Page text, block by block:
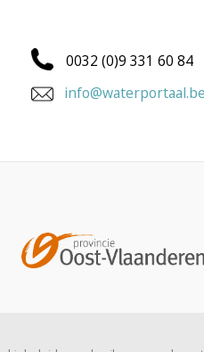
0032 (0)9 331 60 84
info@waterportaal.be